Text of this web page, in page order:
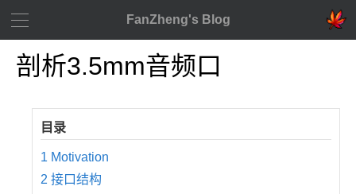
FanZheng's Blog
剖析3.5mm音频口
1 Motivation
2 接口结构